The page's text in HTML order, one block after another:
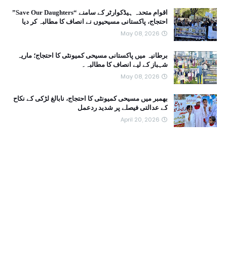
اقوام متحدہ ہیڈکوارٹر کے سامنے “Save Our Daughters”
احتجاج، پاکستانی مسیحیوں نے انصاف کا مطالبہ کر دیا
May 08, 2026
برطانیہ میں پاکستانی مسیحی کمیونٹی کا احتجاج؛ ماریہ
شہباز کے لیے انصاف کا مطالبہ۔
May 08, 2026
بھمبر میں مسیحی کمیونٹی کا احتجاج، نابالغ لڑکی کے نکاح
کے عدالتی فیصلے پر شدید ردعمل
April 20, 2026